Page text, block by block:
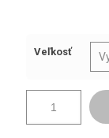
Veľkosť